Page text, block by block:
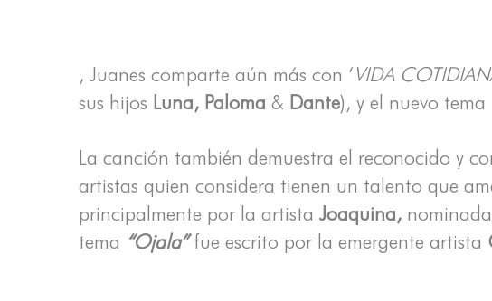
, Juanes comparte aún más con ‘VIDA
sus hijos Luna, Paloma& Dante), y el nuevo
La canción también demuestra el reconocido y
artistas quien considera tienen un talento que
principalmente por la artistaJoaquina,
tema “Ojala”fue escrito por la emergente artista